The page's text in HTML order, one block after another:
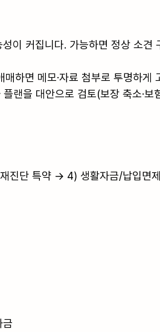
이 커집니다. 가능하면 정상 소
하면 메모·자료 첨부로 투명하게
랜을 대안으로 검토(보장 축소·보
단 특약 → 4) 생활자금/납입면
금